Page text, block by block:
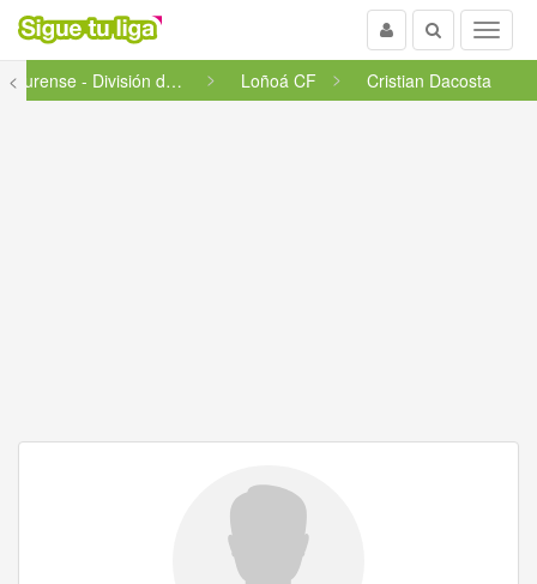
Menu
Buscar
Usuario
<
Ourense - División de honor Loñoá CF Cristian Dacosta